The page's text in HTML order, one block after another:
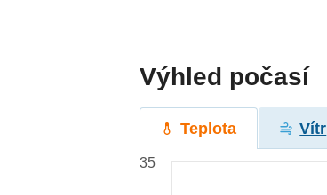
Výhled počasí
Teplota Vítr
35